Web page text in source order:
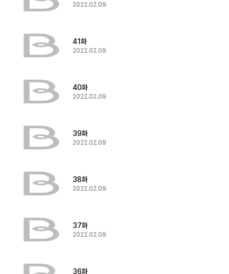
2022.02.09
41화
2022.02.09
40화
2022.02.09
39화
2022.02.09
38화
2022.02.09
37화
2022.02.09
36화